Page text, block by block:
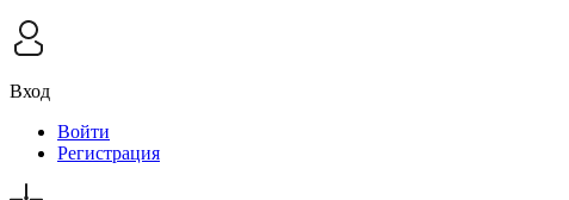
Вход
Войти
Регистрация